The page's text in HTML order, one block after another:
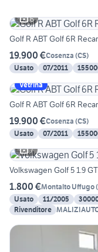
6
Golf R ABT Golf 6R
19.900 €Cosenza (CS)
Usato
07/2011
Vetrina
Golf R ABT Golf 6R
19.900 €Cosenza (CS)
Usato
07/2011
7
Volkswagen Golf 5 1.9
1.800 €Montalto Uffugo(
Usato
11/2005
Rivenditore